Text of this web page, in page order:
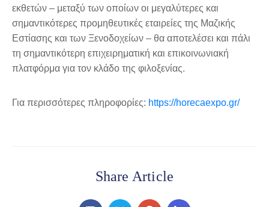
εκθετών – μεταξύ των οποίων οι μεγαλύτερες και
σημαντικότερες προμηθευτικές εταιρείες της Μαζικής
Εστίασης και των Ξενοδοχείων – θα αποτελέσει και πάλι
τη σημαντικότερη επιχειρηματική και επικοινωνιακή
πλατφόρμα για τον κλάδο της φιλοξενίας.
Για περισσότερες πληροφορίες: https://horecaexpo.gr/
Share Article